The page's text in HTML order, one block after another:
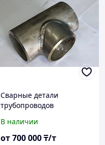
Сварные детали
трубопроводов
В наличии
от700 000₸/т